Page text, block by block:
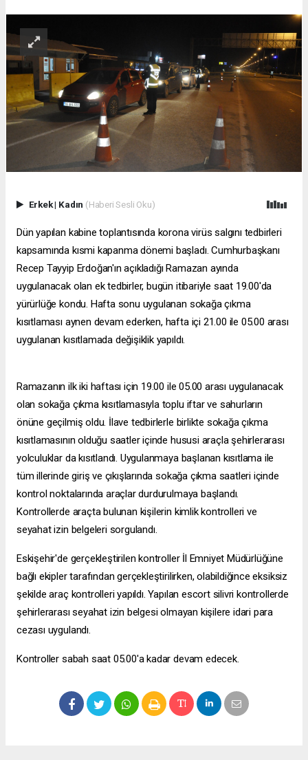
Erkek| Kadın (Haberi Sesli Oku)
Dün yapılan kabine toplantısında korona virüs salgını tedbirleri
kapsamında kısmi kapanma dönemi başladı. Cumhurbaşkanı
Recep Tayyip Erdoğan'ın açıkladığı Ramazan ayında
uygulanacak olan ek tedbirler, bugün itibariyle saat 19.00'da
yürürlüğe kondu. Hafta sonu uygulanan sokağa çıkma
kısıtlaması aynen devam ederken, hafta içi 21.00 ile 05.00 arası
uygulanan kısıtlamada değişiklik yapıldı.
Ramazanın ilk iki haftası için 19.00 ile 05.00 arası uygulanacak
olan sokağa çıkma kısıtlamasıyla toplu iftar ve sahurların
önüne geçilmiş oldu. İlave tedbirlerle birlikte sokağa çıkma
kısıtlamasının olduğu saatler içinde hususi araçla şehirlerarası
yolculuklar da kısıtlandı. Uygulanmaya başlanan kısıtlama ile
tüm illerinde giriş ve çıkışlarında sokağa çıkma saatleri içinde
kontrol noktalarında araçlar durdurulmaya başlandı.
Kontrollerde araçta bulunan kişilerin kimlik kontrolleri ve
seyahat izin belgeleri sorgulandı.
Eskişehir'de gerçekleştirilen kontroller İl Emniyet Müdürlüğüne
bağlı ekipler tarafından gerçekleştirilirken, olabildiğince eksiksiz
şekilde araç kontrolleri yapıldı. Yapılan escort silivri kontrollerde
şehirlerarası seyahat izin belgesi olmayan kişilere idari para
cezası uygulandı.
Kontroller sabah saat 05.00'a kadar devam edecek.